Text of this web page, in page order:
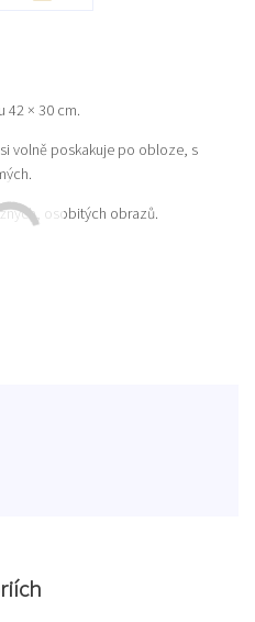
42 × 30 cm.
volně poskakuje po obloze, s
osobitých obrazů.